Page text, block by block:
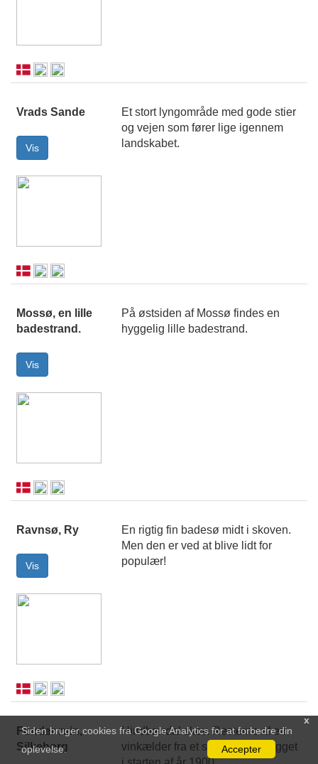
Vrads Sande
Et stort lyngområde med gode stier
og vejen som fører lige igennem
landskabet.
Mossø, en lille
badestrand.
På østsiden af Mossø findes en
hyggelig lille badestrand.
Ravnsø, Ry
En rigtig fin badesø midt i skoven.
Men den er ved at blive lidt for
populær!
Funder ruin,
Silkeborg
Hindbærdal skov. Resterne af en
vinkælder fra et sommerhus bygget
x
Siden bruger cookies fra Google Analytics for at forbedre din
oplevelse.
Accepter